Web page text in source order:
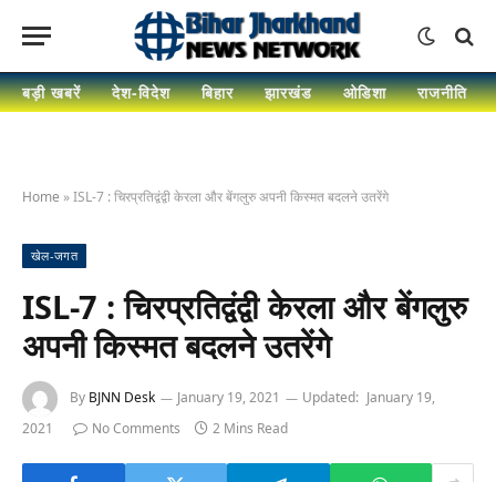
बड़ी खबरें देश-विदेश बिहार झारखंड ओडिशा राजनीति
Home »ISL-7 : चिरप्रतिद्वंद्वी केरला और बेंगलुरु अपनी किस्मत बदलने उतरेंगे
खेल-जगत
ISL-7 : चिरप्रतिद्वंद्वी केरला और बेंगलुरु
अपनी किस्मत बदलने उतरेंगे
By BJNN Desk January 19, 2021 Updated: January 19,
2021
No Comments 2 Mins Read